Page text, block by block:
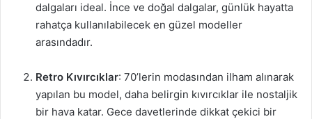
dalgaları ideal. İnce ve doğal dalgalar, günlük hayatta
rahatça kullanılabilecek en güzel modeller
arasındadır.
Retro Kıvırcıklar: 70’lerin modasından ilham alınarak
yapılan bu model, daha belirgin kıvırcıklar ile nostaljik
bir hava katar. Gece davetlerinde dikkat çekici bir